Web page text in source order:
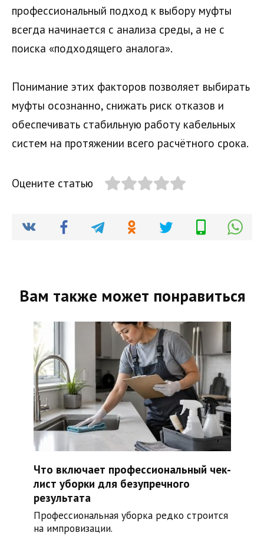
профессиональный подход к выбору муфты
всегда начинается с анализа среды, а не с
поиска «подходящего аналога».
Понимание этих факторов позволяет выбирать
муфты осознанно, снижать риск отказов и
обеспечивать стабильную работу кабельных
систем на протяжении всего расчётного срока.
Оцените статью
Вам также может понравиться
Что включает профессиональный чек-
лист уборки для безупречного
результата
Профессиональная уборка редко строится
на импровизации.